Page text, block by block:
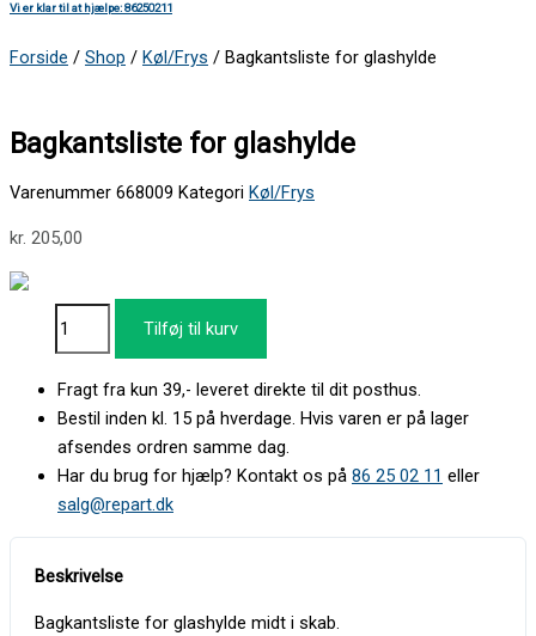
Tilbehør/Plejemidler
Vaskemaskine
Vi er klar til at hjælpe: 86250211
Forside / Shop / Køl/Frys / Bagkantsliste for glashylde
Bagkantsliste for glashylde
Varenummer 668009 Kategori Køl/Frys
kr. 205,00
Tilføj til kurv
Fragt fra kun 39,- leveret direkte til dit posthus.
Bestil inden kl. 15 på hverdage. Hvis varen er på lager
afsendes ordren samme dag.
Har du brug for hjælp? Kontakt os på 86 25 02 11 eller
salg@repart.dk
Bagkantsliste for glashylde midt i skab.